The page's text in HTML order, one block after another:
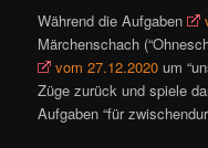
Während die Aufgaben
Märchenschach
vom 27.12.2020 um
Züge zurück und spiele
Aufgaben “für